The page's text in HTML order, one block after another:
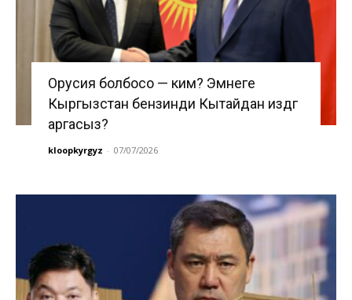
Орусия болбосо — ким? Эмнеге
Кыргызстан бензинди Кытайдан издөөгө
аргасыз?
kloopkyrgyz - 07/07/2026